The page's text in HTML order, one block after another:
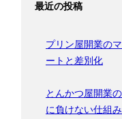
最近の投稿
プリン屋開業の
ートと差別化
とんかつ屋開業
に負けない仕組